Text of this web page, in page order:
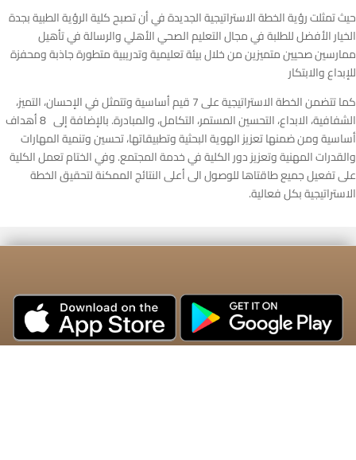
حيث تمثلت رؤية الخطة الاستراتيجية الجديدة في أن تصبح كلية الرؤية الطبية بجدة
الخيار الأفضل للطلبة في مجال التعليم الصحي الأهلي والرسالة في تأهيل
ممارسين صحيين متميزين من خلال بيئة تعليمية وتدريبية متطورة جاذبة ومحفزة
للإبداع والابتكار
كما تتضمن الخطة الاستراتيجية على 7 قيم أساسية وتتمثل في الإحسان، التميز،
الشفافية، الابداع، التحسين المستمر، التكامل، والمبادرة. بالإضافة إلى 8 أهداف
أساسية ومن ضمنها تعزيز الهوية البحثية وتطبيقاتها، تحسين وتنمية المهارات
والقدرات المهنية وتعزيز دور الكلية في خدمة المجتمع. وفي الختام تعمل الكلية
على تفعيل جميع طاقتاها للوصول الى أعلى النتائج الممكنة لتحقيق الخطة
الاستراتيجية بكل فعالية.